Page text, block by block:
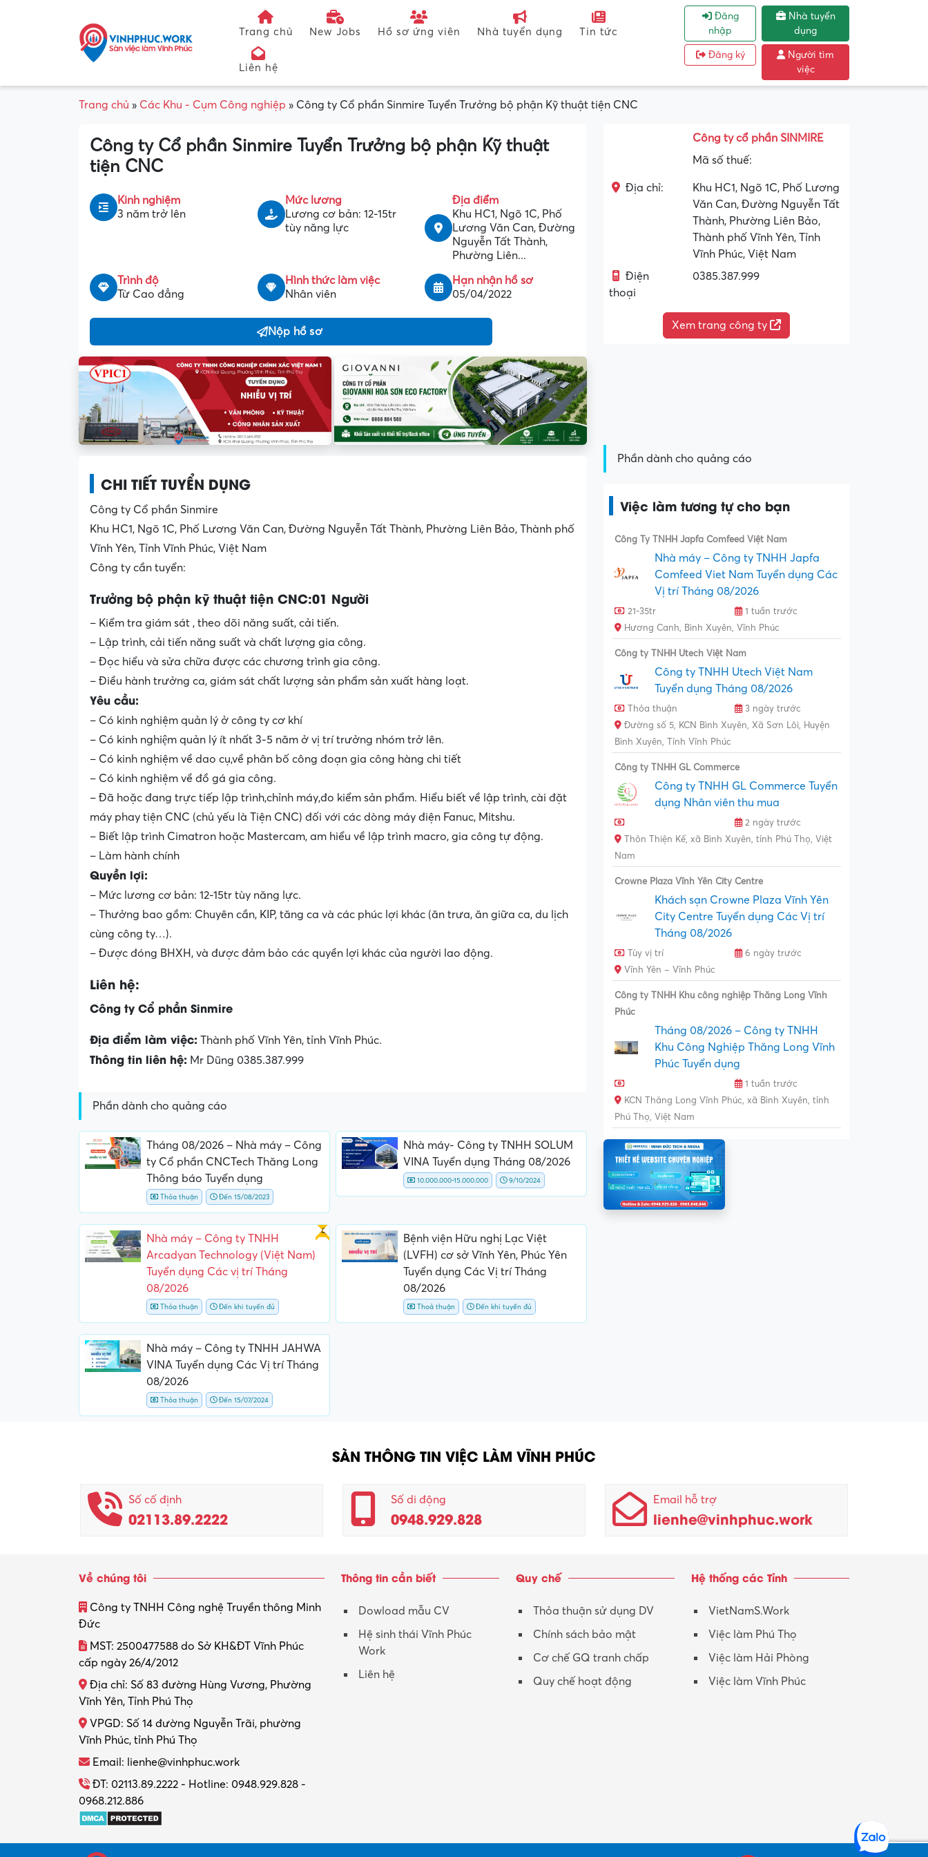
Trang chủ New Jobs Hồ sơ ứng viên Nhà tuyển dụng Tin tức
Liên hệ
Đăng
nhập
Đăng ký
Nhà tuyển
dụng
Người tìm
việc
Trang chủ » Các Khu - Cụm Công nghiệp » Công ty Cổ phần Sinmire Tuyển Trưởng bộ phận Kỹ thuật tiện CNC
Công ty Cổ phần Sinmire Tuyển Trưởng bộ phận Kỹ thuật
tiện CNC
Kinh nghiệm
3 năm trở lên
Mức lương
Lương cơ bản: 12-15tr
tùy năng lực
Địa điểm
Khu HC1, Ngõ 1C, Phố
Lương Văn Can, Đường
Nguyễn Tất Thành,
Phường Liên...
Trình độ
Từ Cao đẳng
Hình thức làm việc
Nhân viên
Hạn nhận hồ sơ
05/04/2022
Nộp hồ sơ
Công ty cổ phần SINMIRE
Mã số thuế:
Địa chỉ:
Khu HC1, Ngõ 1C, Phố Lương
Văn Can, Đường Nguyễn Tất
Thành, Phường Liên Bảo,
Thành phố Vĩnh Yên, Tỉnh
Vĩnh Phúc, Việt Nam
Điện
thoại
0385.387.999
Xem trang công ty
CHI TIẾT TUYỂN DỤNG
Công ty Cổ phần Sinmire
Khu HC1, Ngõ 1C, Phố Lương Văn Can, Đường Nguyễn Tất Thành, Phường Liên Bảo, Thành phố
Vĩnh Yên, Tỉnh Vĩnh Phúc, Việt Nam
Công ty cần tuyển:
Trưởng bộ phận kỹ thuật tiện CNC:01 Người
– Kiểm tra giám sát , theo dõi năng suất, cải tiến.
– Lập trình, cải tiến năng suất và chất lượng gia công.
– Đọc hiểu và sửa chữa được các chương trình gia công.
– Điều hành trưởng ca, giám sát chất lượng sản phẩm sản xuất hàng loạt.
Yêu cầu:
– Có kinh nghiệm quản lý ở công ty cơ khí
– Có kinh nghiệm quản lý ít nhất 3-5 năm ở vị trí trưởng nhóm trở lên.
– Có kinh nghiệm về dao cụ,về phân bố công đoạn gia công hàng chi tiết
– Có kinh nghiệm về đồ gá gia công.
– Đã hoặc đang trực tiếp lập trình,chỉnh máy,đo kiểm sản phẩm. Hiểu biết về lập trình, cài đặt
máy phay tiện CNC (chủ yếu là Tiện CNC) đối với các dòng máy điện Fanuc, Mitshu.
– Biết lập trình Cimatron hoặc Mastercam, am hiểu về lập trình macro, gia công tự động.
– Làm hành chính
Quyền lợi:
– Mức lương cơ bản: 12-15tr tùy năng lực.
– Thưởng bao gồm: Chuyên cần, KIP, tăng ca và các phúc lợi khác (ăn trưa, ăn giữa ca, du lịch
cùng công ty…).
– Được đóng BHXH, và được đảm bảo các quyền lợi khác của người lao động.
Liên hệ:
Công ty Cổ phần Sinmire
Địa điểm làm việc: Thành phố Vĩnh Yên, tỉnh Vĩnh Phúc.
Thông tin liên hệ: Mr Dũng 0385.387.999
Phần dành cho quảng cáo
Tháng 08/2026 – Nhà máy – Công
ty Cổ phần CNCTech Thăng Long
Thông báo Tuyển dụng
Thỏa thuận Đến 15/08/2023
Nhà máy- Công ty TNHH SOLUM
VINA Tuyển dụng Tháng 08/2026
10.000.000-15.000.000 9/10/2024
Gấp
Nhà máy – Công ty TNHH
Arcadyan Technology (Việt Nam)
Tuyển dụng Các vị trí Tháng
08/2026
Thỏa thuận Đến khi tuyển đủ
Bệnh viện Hữu nghị Lạc Việt
(LVFH) cơ sở Vĩnh Yên, Phúc Yên
Tuyển dụng Các Vị trí Tháng
08/2026
Thoả thuận Đến khi tuyển đủ
Nhà máy – Công ty TNHH JAHWA
VINA Tuyển dụng Các Vị trí Tháng
08/2026
Thỏa thuận Đến 15/07/2024
Phần dành cho quảng cáo
Việc làm tương tự cho bạn
Công Ty TNHH Japfa Comfeed Việt Nam
Nhà máy – Công ty TNHH Japfa
Comfeed Viet Nam Tuyển dụng Các
Vị trí Tháng 08/2026
21-35tr
1 tuần trước
Hương Canh, Bình Xuyên, Vĩnh Phúc
Công ty TNHH Utech Việt Nam
Công ty TNHH Utech Việt Nam
Tuyển dụng Tháng 08/2026
Thỏa thuận
3 ngày trước
Đường số 5, KCN Bình Xuyên, Xã Sơn Lôi, Huyện
Bình Xuyên, Tỉnh Vĩnh Phúc
Công ty TNHH GL Commerce
Công ty TNHH GL Commerce Tuyển
dụng Nhân viên thu mua
2 ngày trước
Thôn Thiện Kế, xã Bình Xuyên, tỉnh Phú Thọ, Việt
Nam
Crowne Plaza Vĩnh Yên City Centre
Khách sạn Crowne Plaza Vĩnh Yên
City Centre Tuyển dụng Các Vị trí
Tháng 08/2026
Tùy vị trí
6 ngày trước
Vĩnh Yên – Vĩnh Phúc
Công ty TNHH Khu công nghiệp Thăng Long Vĩnh
Phúc
Tháng 08/2026 – Công ty TNHH
Khu Công Nghiệp Thăng Long Vĩnh
Phúc Tuyển dụng
1 tuần trước
KCN Thăng Long Vĩnh Phúc, xã Bình Xuyên, tỉnh
Phú Thọ, Việt Nam
SÀN THÔNG TIN VIỆC LÀM VĨNH PHÚC
Số cố định
02113.89.2222
Số di động
0948.929.828
Email hỗ trợ
lienhe@vinhphuc.work
Về chúng tôi
Công ty TNHH Công nghệ Truyền thông Minh
Đức
MST: 2500477588 do Sở KH&ĐT Vĩnh Phúc
cấp ngày 26/4/2012
Địa chỉ: Số 83 đường Hùng Vương, Phường
Vĩnh Yên, Tỉnh Phú Thọ
VPGD: Số 14 đường Nguyễn Trãi, phường
Vĩnh Phúc, tỉnh Phú Thọ
Email: lienhe@vinhphuc.work
ĐT: 02113.89.2222 - Hotline: 0948.929.828 -
0968.212.886
Thông tin cần biết
Dowload mẫu CV
Hệ sinh thái Vĩnh Phúc
Work
Liên hệ
Quy chế
Thỏa thuận sử dụng DV
Chính sách bảo mật
Cơ chế GQ tranh chấp
Quy chế hoạt động
Hệ thống các Tỉnh
VietNamS.Work
Việc làm Phú Thọ
Việc làm Hải Phòng
Việc làm Vĩnh Phúc